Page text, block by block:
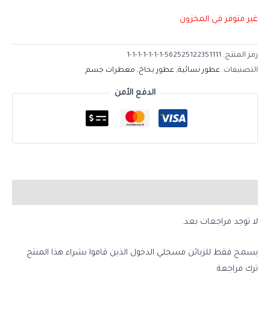
غير متوفر في المخزون
رمز المنتج: 562525122351111-1-1-1-1-1-1-1
التصنيفات: عطور نسائية, عطور بخاخ, معطرات جسم
الدفع الأمن
لا توجد مراجعات بعد.
يسمح فقط للزبائن مسجلي الدخول الذين قاموا بشراء هذا المنتج
ترك مراجعة.